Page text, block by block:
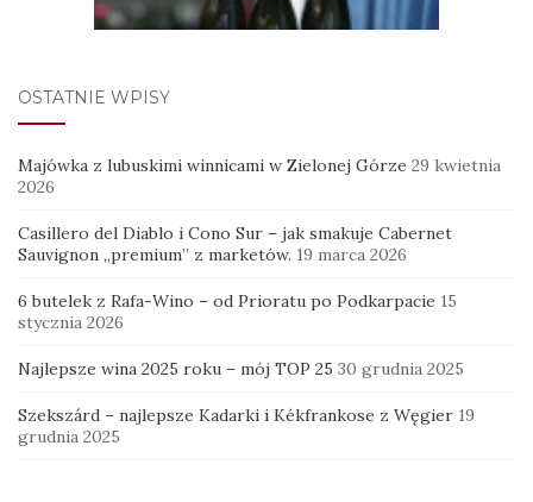
OSTATNIE WPISY
Majówka z lubuskimi winnicami w Zielonej Górze 29 kwietnia
2026
Casillero del Diablo i Cono Sur – jak smakuje Cabernet
Sauvignon „premium” z marketów. 19 marca 2026
6 butelek z Rafa-Wino – od Prioratu po Podkarpacie 15
stycznia 2026
Najlepsze wina 2025 roku – mój TOP 25 30 grudnia 2025
Szekszárd – najlepsze Kadarki i Kékfrankose z Węgier 19
grudnia 2025